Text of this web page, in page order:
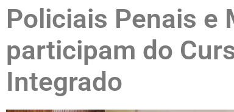
Policiais Penais e
participam do
Integrado